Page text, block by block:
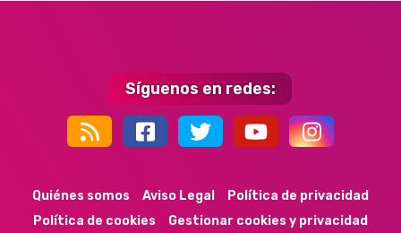
Síguenos en redes:
44k 9k 35k 352
Quiénes somos Aviso Legal
Política de privacidad
Política de cookies
Gestionar cookies y privacidad